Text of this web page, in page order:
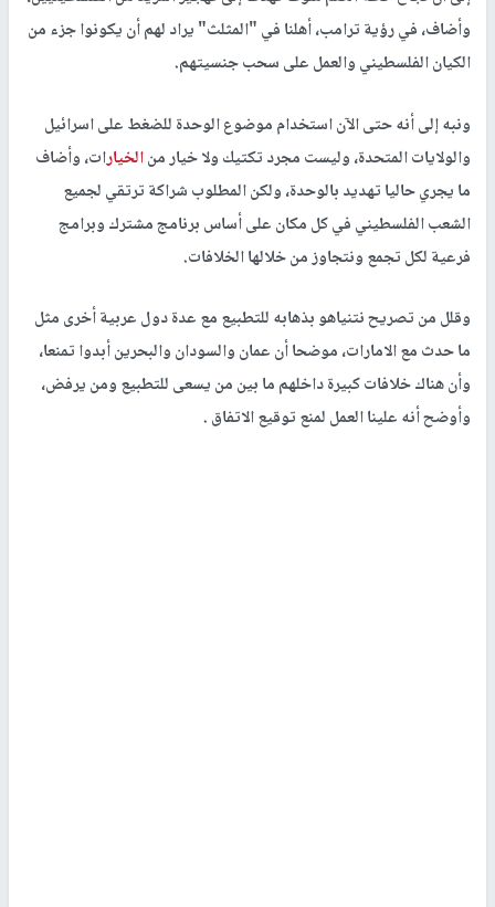
وأضاف، في رؤية ترامب، أهلنا في "المثلث" يراد لهم أن يكونوا جزء من
الكيان الفلسطيني والعمل على سحب جنسيتهم.
ونبه إلى أنه حتى الآن استخدام موضوع الوحدة للضغط على اسرائيل
والولايات المتحدة، وليست مجرد تكتيك ولا خيار منالخيارات، وأضاف
ما يجري حاليا تهديد بالوحدة، ولكن المطلوب شراكة ترتقي لجميع
الشعب الفلسطيني في كل مكان على أساس برنامج مشترك وبرامج
فرعية لكل تجمع ونتجاوز من خلالها الخلافات.
وقلل من تصريح نتنياهو بذهابه للتطبيع مع عدة دول عربية أخرى مثل
ما حدث مع الامارات، موضحا أن عمان والسودان والبحرين أبدوا تمنعا،
وأن هناك خلافات كبيرة داخلهم ما بين من يسعى للتطبيع ومن يرفض،
وأوضح أنه علينا العمل لمنع توقيع الاتفاق .